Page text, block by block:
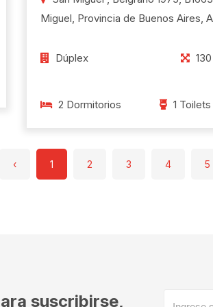
Miguel, Provincia de Buenos Aires,
Dúplex
2 Dormitorios 1 Toilets
‹ 1 2 3 4 5
suscribirse,